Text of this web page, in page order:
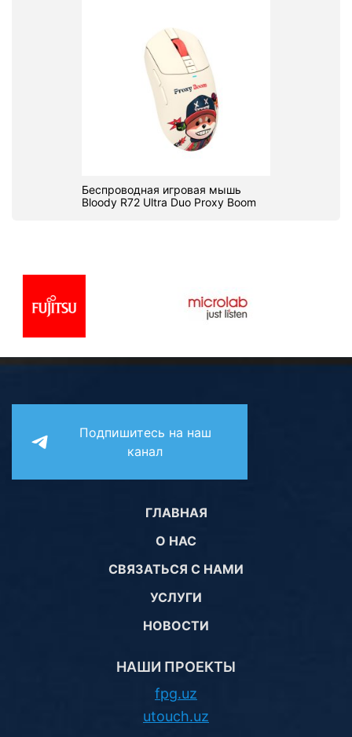
Беспроводная игровая мышь
Bloody R72 Ultra Duo Proxy Boom
Подпишитесь на наш
канал
ГЛАВНАЯ
О НАС
СВЯЗАТЬСЯ С НАМИ
УСЛУГИ
НОВОСТИ
НАШИ ПРОЕКТЫ
fpg.uz
utouch.uz